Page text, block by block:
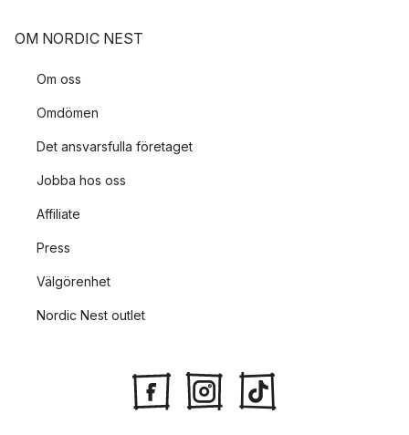
OM NORDIC NEST
Om oss
Omdömen
Det ansvarsfulla företaget
Jobba hos oss
Affiliate
Press
Välgörenhet
Nordic Nest outlet